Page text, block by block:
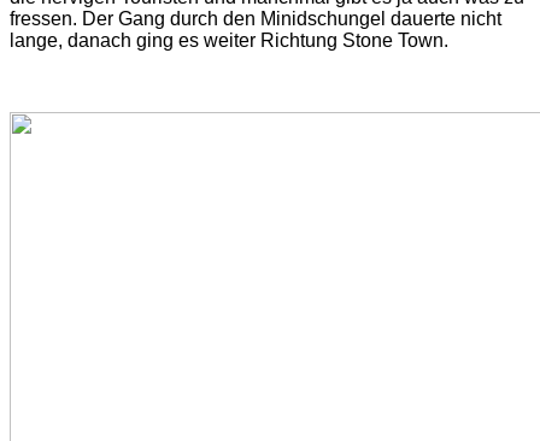
fressen. Der Gang durch den Minidschungel dauerte nicht
lange, danach ging es weiter Richtung Stone Town.